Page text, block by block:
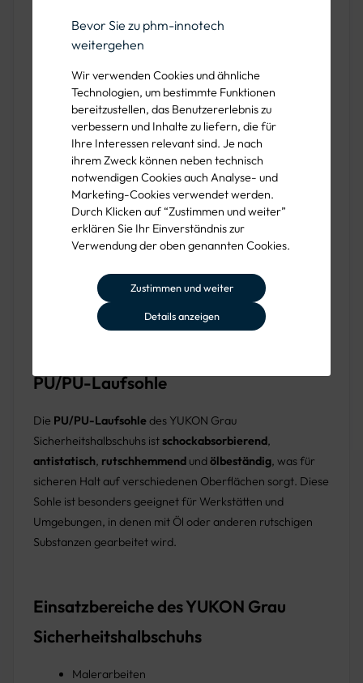
Bevor Sie zu phm-innotech
weitergehen
Wir verwenden Cookies und ähnliche
Technologien, um bestimmte Funktionen
bereitzustellen, das Benutzererlebnis zu
verbessern und Inhalte zu liefern, die für
Ihre Interessen relevant sind. Je nach
ihrem Zweck können neben technisch
notwendigen Cookies auch Analyse- und
Marketing-Cookies verwendet werden.
Durch Klicken auf “Zustimmen und weiter”
erklären Sie Ihr Einverständnis zur
Verwendung der oben genannten Cookies.
Zustimmen und weiter
Details anzeigen
Schutz durch Composite-
Zehenschutzkappe und
durchtrittsichere Zwischensohle
Composite-Zehenschutzkappe des YUKON Grau
schützt Ihre Zehen zuverlässig vor herabfallenden und
schweren Objekten, ohne das Gewicht unnötig zu
erhöhen. Diedurchtrittsichere Gewebe-Zwischensohle
verhindert das Eindringen von scharfen Objekten und
PU/PU-Laufsohle
Die PU/PU-Laufsohledes YUKON Grau
Sicherheitshalbschuhs istschockabsorbierend,
antistatisch, rutschhemmend und ölbeständig, was für
sicheren Halt auf verschiedenen Oberflächen sorgt. Diese
Sohle ist besonders geeignet für Werkstätten und
Umgebungen, in denen mit Öl oder anderen rutschigen
Substanzen gearbeitet wird.
Einsatzbereiche des YUKON Grau
Sicherheitshalbschuhs
Malerarbeiten